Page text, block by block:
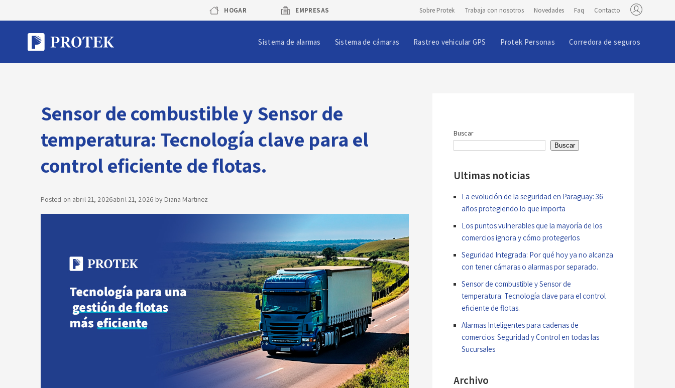
content
HOGAR EMPRESAS Sobre Protek Trabaja con nosotros Novedades Faq Contacto
Sistema de alarmas Sistema de cámaras Rastreo vehicular GPS Protek Personas Corredora de seguros
Sensor de combustible y Sensor de
temperatura: Tecnología clave para el
control eficiente de flotas.
Posted on abril 21, 2026abril 21, 2026 by Diana Martinez
Buscar
Buscar
Ultimas noticias
La evolución de la seguridad en Paraguay: 36
años protegiendo lo que importa
Los puntos vulnerables que la mayoría de los
comercios ignora y cómo protegerlos
Seguridad Integrada: Por qué hoy ya no alcanza
con tener cámaras o alarmas por separado.
Sensor de combustible y Sensor de
temperatura: Tecnología clave para el control
eficiente de flotas.
Alarmas Inteligentes para cadenas de
comercios: Seguridad y Control en todas las
Sucursales
Archivo